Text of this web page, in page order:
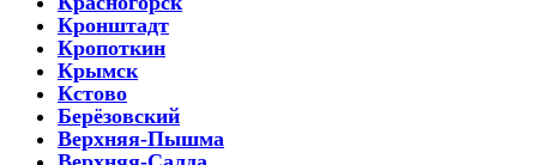
Кронштадт
Кропоткин
Крымск
Кстово
Берёзовский
Верхняя-Пышма